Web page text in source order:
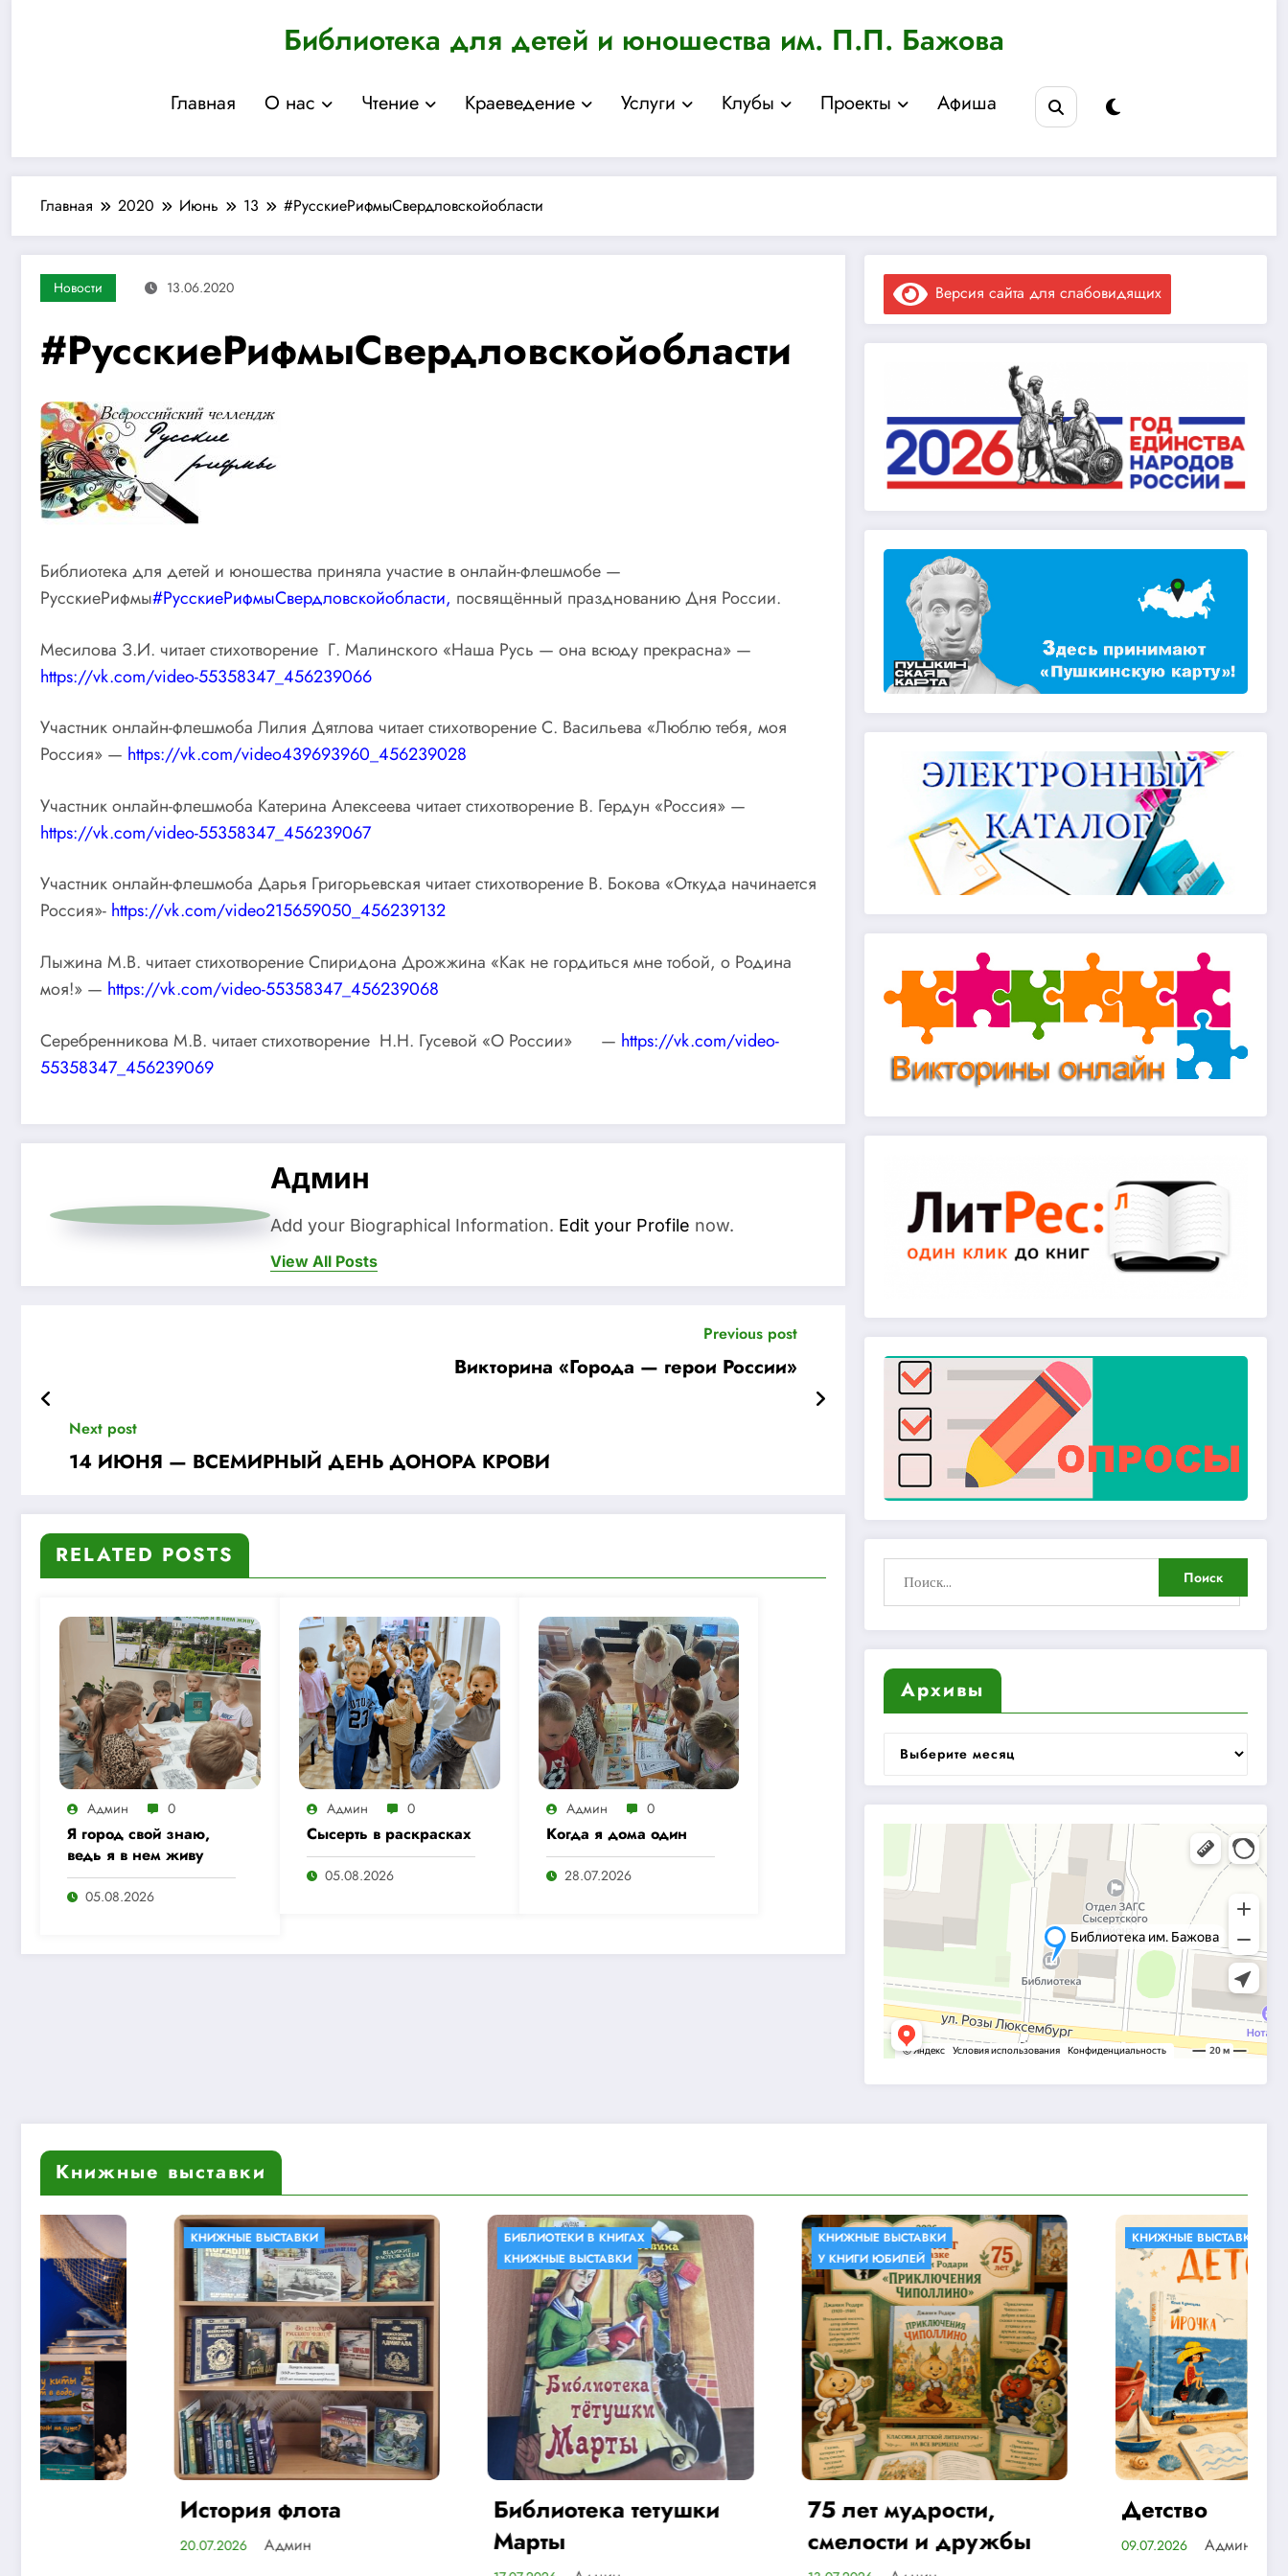
Библиотека для детей и юношества им. П.П. Бажова
Главная О нас Чтение Краеведение Услуги Клубы Проекты Афиша
Главная 2020 Июнь 13 #РусскиеРифмыСвердловскойобласти
Новости 13.06.2020
#РусскиеРифмыСвердловскойобласти
Библиотека для детей и юношества приняла участие в онлайн-флешмобе —
РусскиеРифмы#РусскиеРифмыСвердловскойобласти, посвящённый празднованию Дня России.
Месилова З.И. читает стихотворение Г. Малинского «Наша Русь — она всюду прекрасна» —
https://vk.com/video-55358347_456239066
Участник онлайн-флешмоба Лилия Дятлова читает стихотворение С. Васильева «Люблю тебя, моя
Россия» — https://vk.com/video439693960_456239028
Участник онлайн-флешмоба Катерина Алексеева читает стихотворение В. Гердун «Россия» —
https://vk.com/video-55358347_456239067
Участник онлайн-флешмоба Дарья Григорьевская читает стихотворение В. Бокова «Откуда начинается
Россия»- https://vk.com/video215659050_456239132
Лыжина М.В. читает стихотворение Спиридона Дрожжина «Как не гордиться мне тобой, о Родина
моя!» — https://vk.com/video-55358347_456239068
Серебренникова М.В. читает стихотворение Н.Н. Гусевой «О России» — https://vk.com/video-
55358347_456239069
Админ
Add your Biographical Information. Edit your Profile now.
View All Posts
Previous post
Викторина «Города — герои России»
Next post
14 ИЮНЯ — ВСЕМИРНЫЙ ДЕНЬ ДОНОРА КРОВИ
RELATED POSTS
Админ 0
Я город свой знаю,
ведь я в нем живу
05.08.2026
Админ 0
Сысерть в раскрасках
05.08.2026
Админ 0
Когда я дома один
28.07.2026
Версия сайта для слабовидящих
Архивы
Архивы
Книжные выставки
КНИЖНЫЕ ВЫСТАВКИ
История флота
БИБЛИОТЕКИ В КНИГАХ
КНИЖНЫЕ ВЫСТАВКИ
Библиотека тетушки
КНИЖНЫЕ ВЫСТАВКИ
У КНИГИ ЮБИЛЕЙ
75 лет мудрости,
смелости и дружбы
КНИЖНЫЕ ВЫСТАВКИ
Детство
09.07.2026